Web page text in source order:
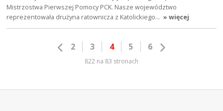
Mistrzostwa Pierwszej Pomocy PCK. Nasze województwo
reprezentowała drużyna ratownicza z Katolickiego… » więcej
2 3 4 5 6
822 na 83 stronach